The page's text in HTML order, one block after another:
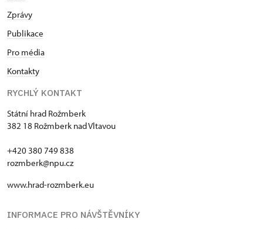
Zprávy
Publikace
Pro média
Kontakty
RYCHLÝ KONTAKT
Státní hrad Rožmberk
382 18 Rožmberk nad Vltavou
+420 380 749 838
rozmberk@npu.cz
www.hrad-rozmberk.eu
INFORMACE PRO NÁVŠTĚVNÍKY